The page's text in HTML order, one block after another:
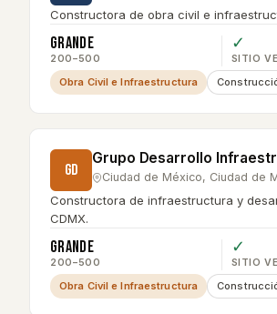
Constructora de obra civil e
Grande
200–500
✓
SITIO
Obra Civil e Infraestructura
GD
Grupo Desarrollo
Ciudad de México, Ciudad de
Constructora de infraestructura y
CDMX.
Grande
200–500
✓
SITIO
Obra Civil e Infraestructura